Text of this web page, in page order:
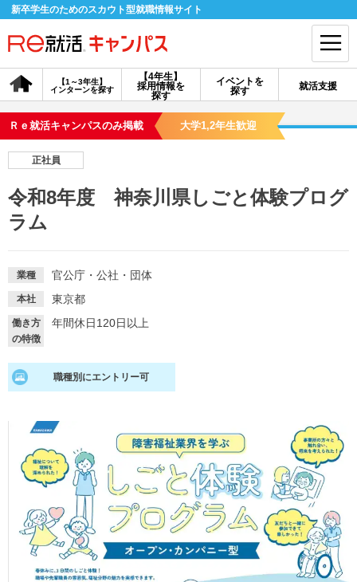
新卒学生のためのスカウト型就職情報サイト
【4年生】
採用情報を
探す
【1～3年生】
インターンを探す
イベントを
探す
就活支援
会員登録 ログイン
会員ID・パスワードを忘れた方はこちら
探す
【4年生】
イベントを探す
就活ノウハウ・サポート
就活支援
あなたに合う仕事を診断！
就活チャンネル
動画で対策講座をチェック
就活ニュースペーパー
就活時事ニュースを更新
よくある質問
不明点があればこちら
Ｒｅ就活キャンパスのみ掲載 大学1,2年生歓迎
正社員
令和8年度 神奈川県しごと体験プログ
ラム
業種 官公庁・公社・団体
本社 東京都
働き方
の特徴
年間休日120日以上
職種別にエントリー可